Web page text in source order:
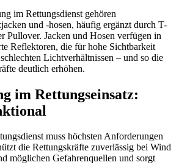
im Rettungsdienst gehören
und -hosen, häufig ergänzt durch T-
Pullover. Jacken und Hosen verfügen in
Reflektoren, die für hohe Sichtbarkeit
Lichtverhältnissen – und so die
deutlich erhöhen.
im Rettungseinsatz:
muss höchsten Anforderungen
die Rettungskräfte zuverlässig bei Wind
möglichen Gefahrenquellen und sorgt